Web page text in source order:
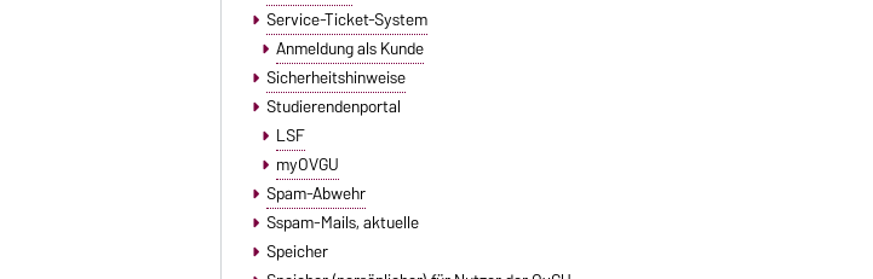
Service-Ticket-System
Anmeldung als Kunde
Sicherheitshinweise
Studierendenportal
LSF
myOVGU
Spam-Abwehr
Sspam-Mails, aktuelle
Speicher